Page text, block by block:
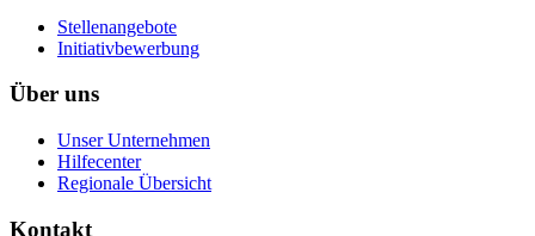
Stellenangebote
Initiativbewerbung
Über uns
Unser Unternehmen
Hilfecenter
Regionale Übersicht
Kontakt